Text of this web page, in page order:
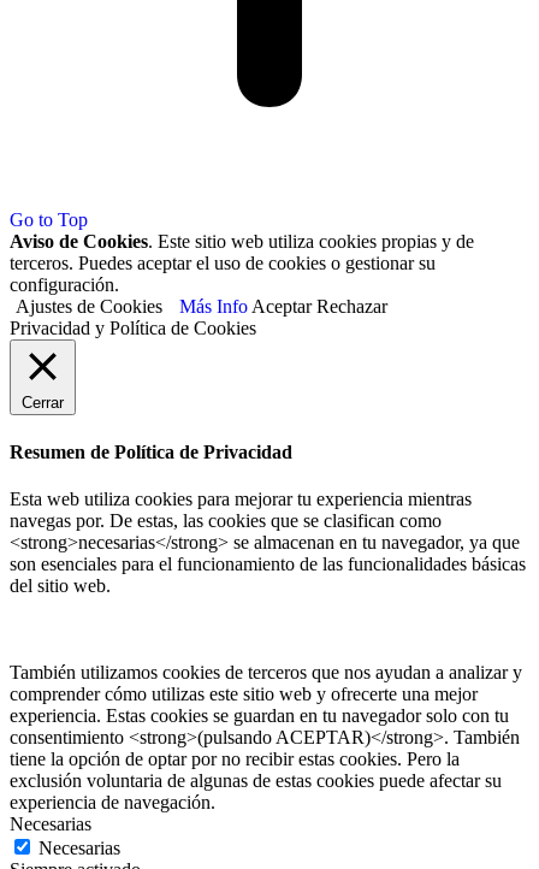
Go to Top
Aviso de Cookies. Este sitio web utiliza cookies propias y de
terceros. Puedes aceptar el uso de cookies o gestionar su
configuración.
Ajustes de Cookies
Más InfoAceptar Rechazar
Privacidad y Política de Cookies
Cerrar
Resumen de Política de Privacidad
Esta web utiliza cookies para mejorar tu experiencia mientras
navegas por. De estas, las cookies que se clasifican como
<strong>necesarias</strong> se almacenan en tu navegador, ya que
son esenciales para el funcionamiento de las funcionalidades básicas
del sitio web.
También utilizamos cookies de terceros que nos ayudan a analizar y
comprender cómo utilizas este sitio web y ofrecerte una mejor
experiencia. Estas cookies se guardan en tu navegador solo con tu
consentimiento <strong>(pulsando ACEPTAR)</strong>. También
tiene la opción de optar por no recibir estas cookies. Pero la
exclusión voluntaria de algunas de estas cookies puede afectar su
experiencia de navegación.
Necesarias
Necesarias